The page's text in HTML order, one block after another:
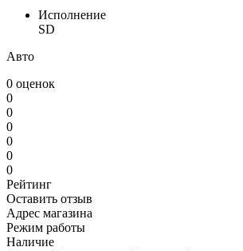
Исполнение
SD
Авто
0 оценок
0
0
0
0
0
0
Рейтинг
Оставить отзыв
Адрес магазина
Режим работы
Наличие